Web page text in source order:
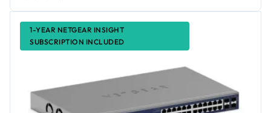
1-YEAR NETGEAR INSIGHT
SUBSCRIPTION INCLUDED